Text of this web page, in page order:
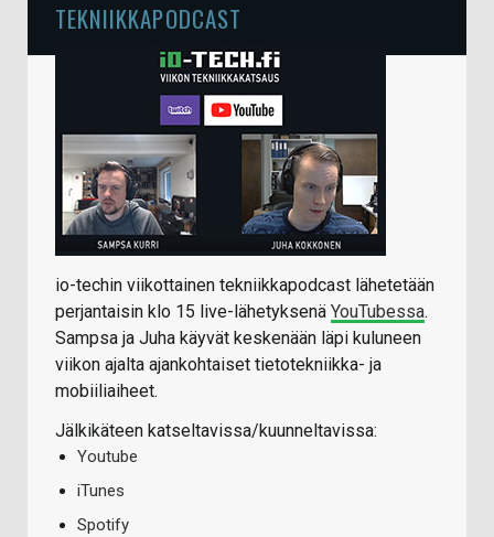
TEKNIIKKAPODCAST
io-techin viikottainen tekniikkapodcast lähetetään
perjantaisin klo 15 live-lähetyksenä YouTubessa.
Sampsa ja Juha käyvät keskenään läpi kuluneen
viikon ajalta ajankohtaiset tietotekniikka- ja
mobiiliaiheet.
Jälkikäteen katseltavissa/kuunneltavissa:
Youtube
iTunes
Spotify